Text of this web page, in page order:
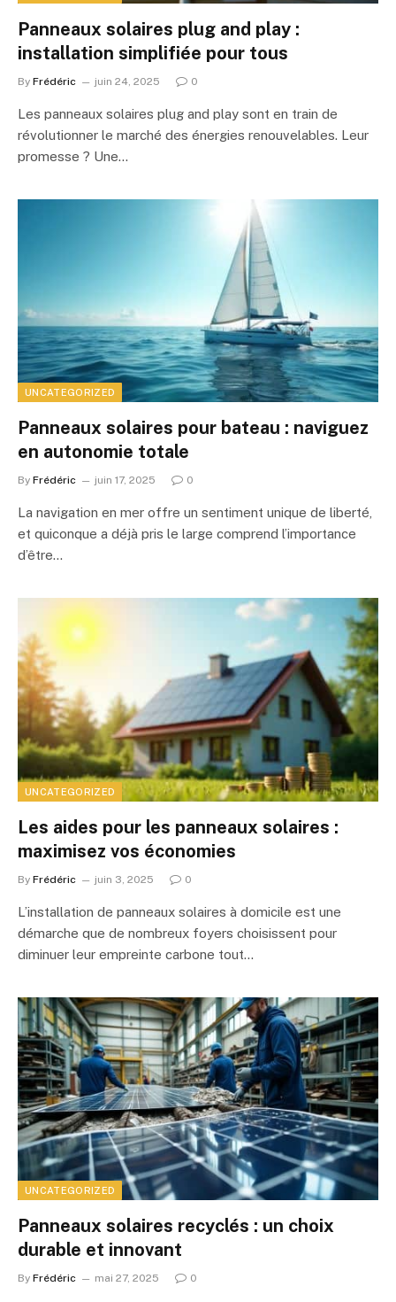
Panneaux solaires plug and play :
installation simplifiée pour tous
By Frédéric juin 24, 2025 0
Les panneaux solaires plug and play sont en train de
révolutionner le marché des énergies renouvelables. Leur
promesse ? Une…
UNCATEGORIZED
Panneaux solaires pour bateau : naviguez
en autonomie totale
By Frédéric juin 17, 2025 0
La navigation en mer offre un sentiment unique de liberté,
et quiconque a déjà pris le large comprend l’importance
d’être…
UNCATEGORIZED
Les aides pour les panneaux solaires :
maximisez vos économies
By Frédéric juin 3, 2025 0
L’installation de panneaux solaires à domicile est une
démarche que de nombreux foyers choisissent pour
diminuer leur empreinte carbone tout…
UNCATEGORIZED
Panneaux solaires recyclés : un choix
durable et innovant
By Frédéric mai 27, 2025 0